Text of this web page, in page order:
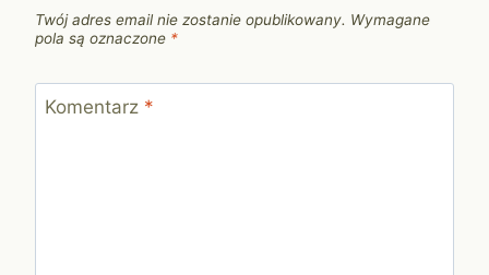
Twój adres email nie zostanie opublikowany. Wymagane
pola są oznaczone *
Komentarz *